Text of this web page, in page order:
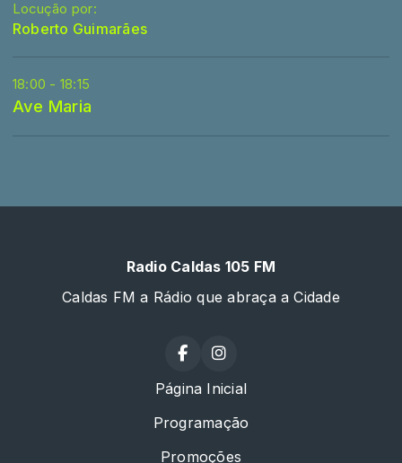
Locução por:
Roberto Guimarães
18:00 - 18:15
Ave Maria
Radio Caldas 105 FM
Caldas FM a Rádio que abraça a Cidade
Página Inicial
Programação
Promoções